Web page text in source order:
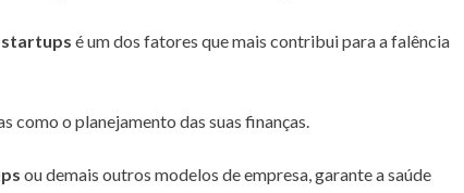
startups é um dos fatores que mais contribui para a falência
como o planejamento das suas finanças.
ou demais outros modelos de empresa, garante a saúde